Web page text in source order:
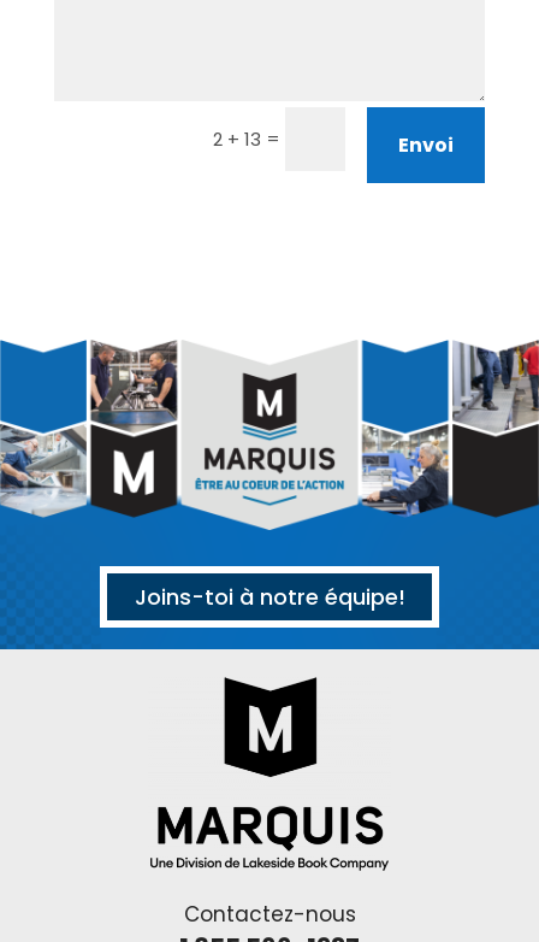
2 + 13 = Envoi
Joins-toi à notre équipe!
Contactez-nous